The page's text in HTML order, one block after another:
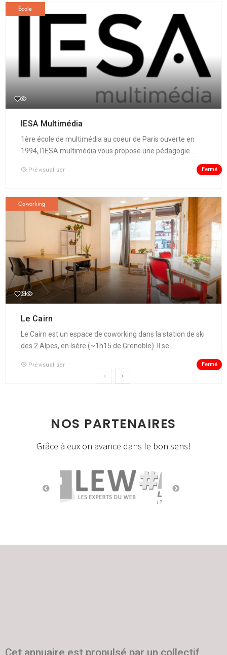
École
IESA Multimédia
1ère école de multimédia au coeur de Paris ouverte en
1994, l'IESA multimédia vous propose une pédagogie ...
Prévisualiser Fermé
Coworking
Le Cairn
Le Cairn est un espace de coworking dans la station de ski
des 2 Alpes, en Isère (~1h15 de Grenoble). Il se ...
Prévisualiser Fermé
NOS PARTENAIRES
Grâce à eux on avance dans le bon sens!
Cet annuaire est propulsé par un collectif